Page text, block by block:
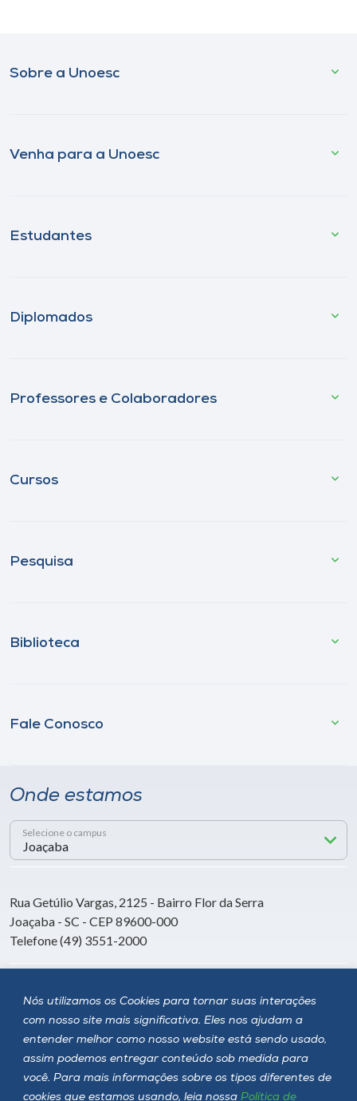
Nós utilizamos os Cookies para tornar suas interações
com nosso site mais significativa. Eles nos ajudam a
entender melhor como nosso website está sendo usado,
assim podemos entregar conteúdo sob medida para
você. Para mais informações sobre os tipos diferentes de
cookies que estamos usando, leia nossa Política de
Sobre a Unoesc
Venha para a Unoesc
Estudantes
Diplomados
Professores e Colaboradores
Cursos
Pesquisa
Biblioteca
Fale Conosco
Onde estamos
Selecione o campus
Rua Getúlio Vargas, 2125 - Bairro Flor da Serra
Joaçaba - SC - CEP 89600-000
Telefone (49) 3551-2000
Siga a Unoesc